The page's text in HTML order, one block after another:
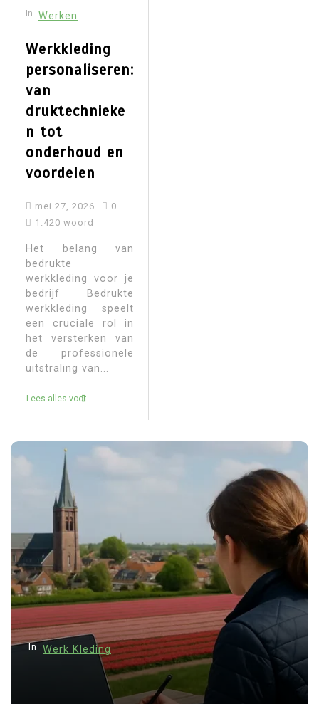
In Werken
Werkkleding
personaliseren:
van
druktechnieke
n tot
onderhoud en
voordelen
mei 27, 2026
0
1.420 woord
Het belang van
bedrukte
werkkleding voor je
bedrijf Bedrukte
werkkleding speelt
een cruciale rol in
het versterken van
de professionele
uitstraling van...
Lees alles voor
In Werk Kleding